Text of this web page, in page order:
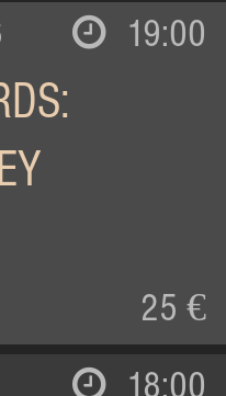
19:00
25 €
18:00